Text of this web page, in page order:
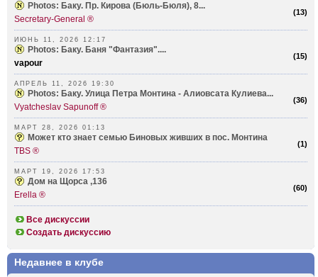
(13)
Photos: Баку. Пр. Кирова (Бюль-Бюля), 8...
Secretary-General ®
ИЮНЬ 11, 2026 12:17
(15)
Photos: Баку. Баня "Фантазия"....
vapour
АПРЕЛЬ 11, 2026 19:30
(36)
Photos: Баку. Улица Петра Монтина - Алиовсата Кулиева...
Vyatcheslav Sapunoff ®
МАРТ 28, 2026 01:13
(1)
Может кто знает семью Биновых живших в пос. Монтина
TBS ®
МАРТ 19, 2026 17:53
(60)
Дом на Щорса ,136
Erella ®
Все дискуссии
Создать дискуссию
Недавнее в клубе